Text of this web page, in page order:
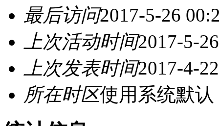
最后访问2017-5-26
上次活动时间2017-5-
上次发表时间2017-4-
所在时区使用系统默认